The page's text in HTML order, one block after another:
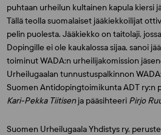
puhtaan urheilun kultainen kapula kiersi
Tällä teolla suomalaiset jääkiekkoilijat
pelin puolesta. Jääkiekko on taitolaji,
Dopingille ei ole kaukalossa sijaa, sanoi
toiminut WADA:n urheilijakomission
Urheilugaalan tunnustuspalkinnon
Suomen Antidopingtoimikunta ADT ry:n
Kari-Pekka Tiitisenja pääsihteeri Pirjo
Suomen Urheilugaala Yhdistys ry.